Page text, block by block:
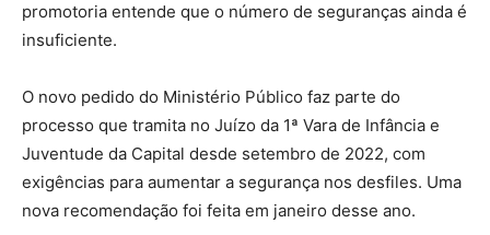
promotoria entende que o número de seguranças ainda é
insuficiente.
O novo pedido do Ministério Público faz parte do
processo que tramita no Juízo da 1ª Vara de Infância e
Juventude da Capital desde setembro de 2022, com
exigências para aumentar a segurança nos desfiles. Uma
nova recomendação foi feita em janeiro desse ano.